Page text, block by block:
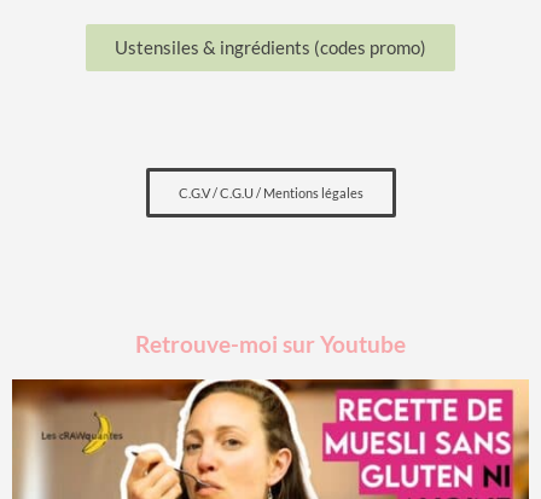
Ustensiles & ingrédients (codes promo)
C.G.V / C.G.U / Mentions légales
Retrouve-moi sur Youtube